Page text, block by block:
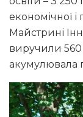
економічної і
Майстрині
виручили 560
акумулювала